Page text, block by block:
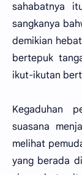
sahabatnya
sangkanya
demikian
bertepuk
ikut-ikutan
Kegaduhan
suasana
melihat
yang berada